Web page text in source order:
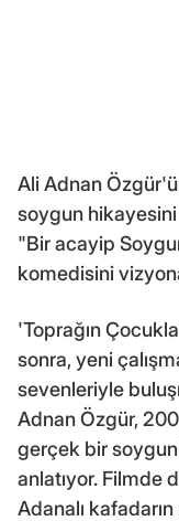
Ali Adnan
soygun
"Bir acayip
komedisini
'Toprağın
sonra, yeni
sevenleriyle
Adnan Özgür,
gerçek bir
anlatıyor. Filmde
Adanalı